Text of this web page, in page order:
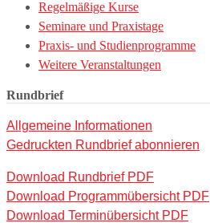
Regelmäßige Kurse
Seminare und Praxistage
Praxis- und Studienprogramme
Weitere Veranstaltungen
Rundbrief
Allgemeine Informationen
Gedruckten Rundbrief abonnieren
Download Rundbrief PDF
Download Programmübersicht PDF
Download Terminübersicht PDF